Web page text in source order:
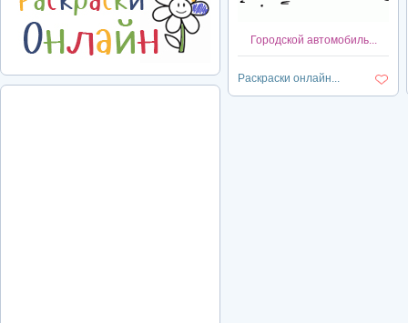
Городской автомобиль...
Раскраски онлайн...